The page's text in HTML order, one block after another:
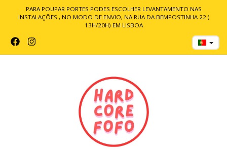
PARA POUPAR PORTES PODES ESCOLHER LEVANTAMENTO NAS
INSTALAÇÕES , NO MODO DE ENVIO, NA RUA DA BEMPOSTINHA 22 (
13H/20H) EM LISBOA